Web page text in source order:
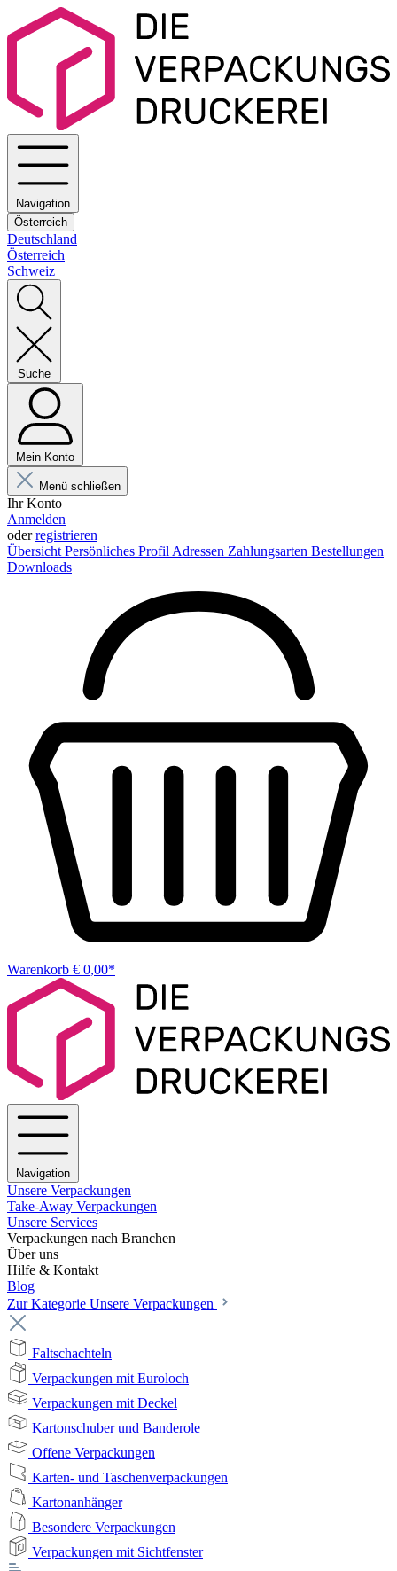
Navigation
Österreich
Deutschland
Österreich
Schweiz
Suche
Mein Konto
Menü schließen
Ihr Konto
Anmelden
oderregistrieren
Übersicht Persönliches Profil Adressen Zahlungsarten Bestellungen
Downloads
Warenkorb € 0,00*
Navigation
Unsere Verpackungen
Take-Away Verpackungen
Unsere Services
Verpackungen nach Branchen
Über uns
Hilfe & Kontakt
Blog
Zur Kategorie Unsere Verpackungen
Faltschachteln
Verpackungen mit Euroloch
Verpackungen mit Deckel
Kartonschuber und Banderole
Offene Verpackungen
Karten- und Taschenverpackungen
Kartonanhänger
Besondere Verpackungen
Verpackungen mit Sichtfenster